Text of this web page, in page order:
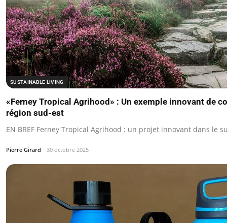
SUSTAINABLE LIVING
«Ferney Tropical Agrihood» : Un exemple innovant de
région sud-est
EN BREF Ferney Tropical Agrihood : un projet innovant dans le
Pierre Girard 30 octobre 2025